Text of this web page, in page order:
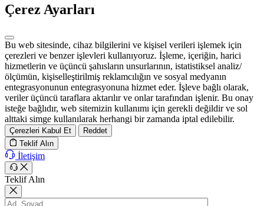
Çerez Ayarları
Bu web sitesinde, cihaz bilgilerini ve kişisel verileri işlemek için
çerezleri ve benzer işlevleri kullanıyoruz. İşleme, içeriğin, harici
hizmetlerin ve üçüncü şahısların unsurlarının, istatistiksel analiz/
ölçümün, kişiselleştirilmiş reklamcılığın ve sosyal medyanın
entegrasyonunun entegrasyonuna hizmet eder. İşleve bağlı olarak,
veriler üçüncü taraflara aktarılır ve onlar tarafından işlenir. Bu onay
isteğe bağlıdır, web sitemizin kullanımı için gerekli değildir ve sol
alttaki simge kullanılarak herhangi bir zamanda iptal edilebilir.
Çerezleri Kabul Et
Reddet
Teklif Alın
İletişim
Teklif Alın